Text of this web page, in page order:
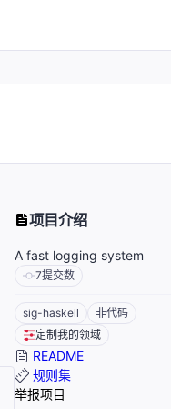
项目介绍
A fast logging system
7提交数
sig-haskell
非代码
定制我的领域
README
规则集
举报项目